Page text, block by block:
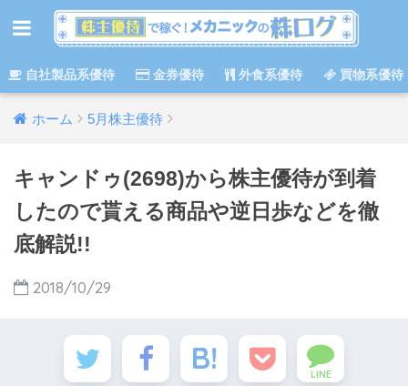
自社製品系優待 金券優待 外食系優待 買物系優待
ホーム 5月株主優待
キャンドゥ(2698)から株主優待が到着
したので貰える商品や逆日歩などを徹
底解説!!
2018/10/29
LINE